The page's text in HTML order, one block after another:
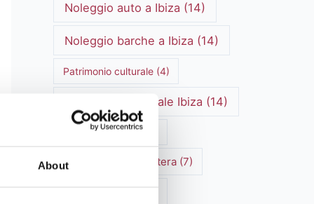
About
Noleggio auto a Ibiza (14)
Noleggio barche a Ibiza (14)
Patrimonio culturale(4)
patrimonio culturale Ibiza (14)
Ristoranti di Ibiza(4)
Spiagge di Formentera(7)